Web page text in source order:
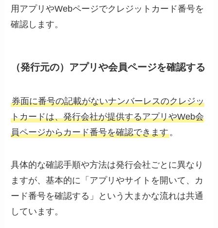
用アプリやWebページでクレジットカード番号を
確認します。
（発行元の）アプリや会員ページを確認する
券面に番号の記載がないナンバーレスのクレジッ
トカードは、発行会社が提供するアプリやWeb会
員ページからカード番号を確認できます。
具体的な確認手順や方法は発行会社ごとに異なり
ますが、基本的に「アプリやサイトを開いて、カ
ード番号を確認する」という大まかな流れは共通
しています。